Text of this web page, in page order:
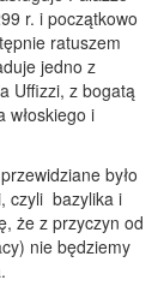
r. i początkowo
ratuszem
jedno z
Uffizzi, z bogatą
włoskiego i
było
czyli bazylika i
że z przyczyn od
nie będziemy